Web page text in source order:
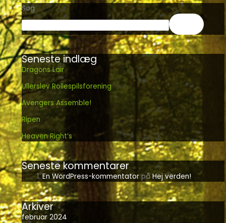
Søg
Seneste indlæg
Dragons Lair
Ullerslev Rollespilsforening
Avengers Assemble!
Ripen
Heaven Right’s
Seneste kommentarer
En WordPress-kommentatorpåHej verden!
Arkiver
februar 2024